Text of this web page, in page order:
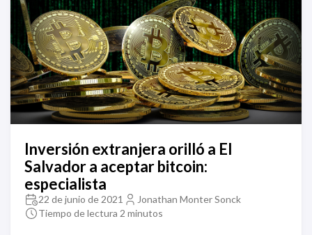
Inversión extranjera orilló a El
Salvador a aceptar bitcoin:
especialista
22 de junio de 2021
Jonathan Monter Sonck
Tiempo de lectura 2 minutos